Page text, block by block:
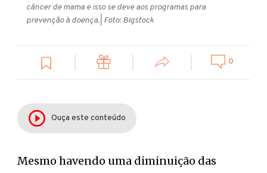
câncer de mama e isso se deve aos programas para
prevenção à doença. | Foto: Bigstock
0
Ouça este conteúdo
Mesmo havendo uma diminuição das